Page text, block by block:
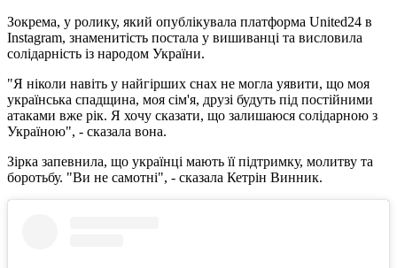
Зокрема, у ролику, який опублікувала платформа United24 в
Instagram, знаменитість постала у вишиванці та висловила
солідарність із народом України.
"Я ніколи навіть у найгірших снах не могла уявити, що моя
українська спадщина, моя сім'я, друзі будуть під постійними
атаками вже рік. Я хочу сказати, що залишаюся солідарною з
Україною", - сказала вона.
Зірка запевнила, що українці мають її підтримку, молитву та
боротьбу. "Ви не самотні", - сказала Кетрін Винник.